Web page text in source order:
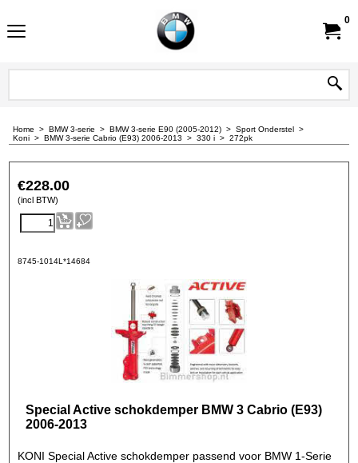
0
Home > BMW 3-serie > BMW 3-serie E90 (2005-2012) > Sport Onderstel >
Koni > BMW 3-serie Cabrio (E93) 2006-2013 > 330 i > 272pk
€228.00
(incl BTW)
8745-1014L*14684
Special Active schokdemper BMW 3 Cabrio (E93)
2006-2013
KONI Special Active schokdemper passend voor BMW 1-Serie